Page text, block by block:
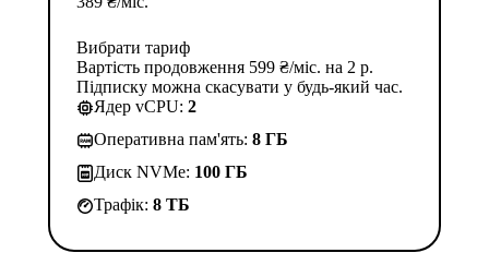
Вибрати тариф
Вартість продовження 599 ₴/міс. на 2 р.
Підписку можна скасувати у будь-який час.
Ядер vCPU: 2
Оперативна пам'ять: 8 ГБ
Диск NVMe: 100 ГБ
Трафік: 8 TБ